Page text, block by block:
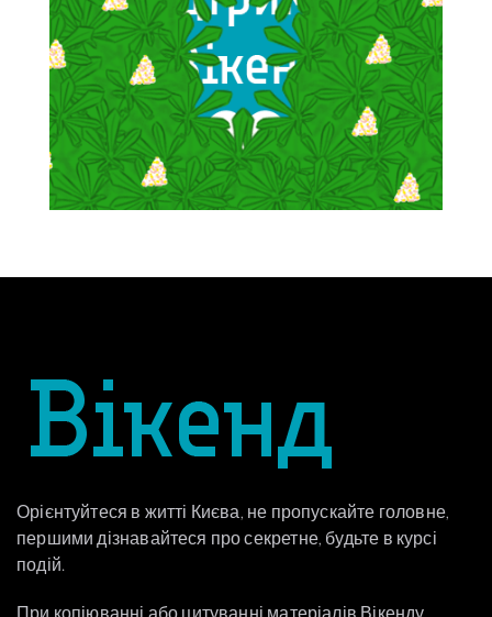
Орієнтуйтеся в житті Києва, не пропускайте головне,
першими дізнавайтеся про секретне, будьте в курсі
подій.
При копіюванні або цитуванні матеріалів Вікенду